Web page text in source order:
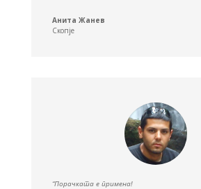
Анита Жанев
Скопје
“Порачката е примена!